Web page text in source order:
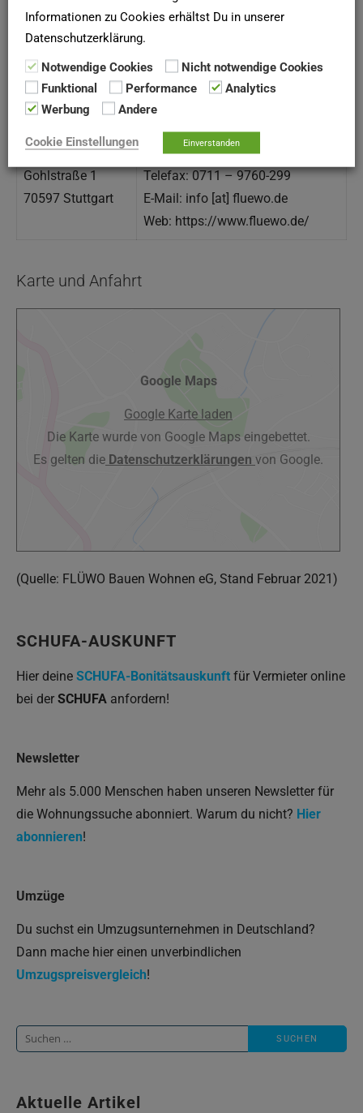
Kontaktmöglichkeiten
Anschrift Kontakt
Gohlstraße 1
70597 Stuttgart
Telefon: 0711 – 9760-0
Telefax: 0711 – 9760-299
E-Mail: info [at] fluewo.de
Web: https://www.fluewo.de/
Karte und Anfahrt
Google Maps
Google Karte laden
Die Karte wurde von Google Maps eingebettet.
Es gelten die Datenschutzerklärungen von Google.
(Quelle: FLÜWO Bauen Wohnen eG, Stand Februar 2021)
SCHUFA-AUSKUNFT
Hier deine SCHUFA-Bonitätsauskunft für Vermieter online
bei der SCHUFA anfordern!
Newsletter
Mehr als 5.000 Menschen haben unseren Newsletter für
die Wohnungssuche abonniert. Warum du nicht? Hier
abonnieren!
Umzüge
Du suchst ein Umzugsunternehmen in Deutschland?
Dann mache hier einen unverbindlichen
Umzugspreisvergleich!
Suche
Aktuelle Artikel
Informationen zu Cookies erhältst Du in unserer
Datenschutzerklärung.
Notwendige Cookies
Nicht notwendige Cookies
Funktional
Performance
Analytics
Werbung
Andere
Cookie Einstellungen Einverstanden